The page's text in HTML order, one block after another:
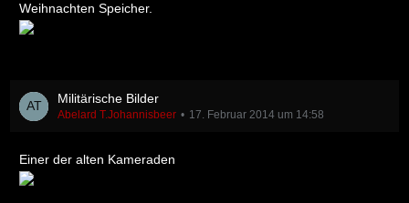
Weihnachten Speicher.
Militärische Bilder
Abelard T.Johannisbeer 17. Februar 2014 um 14:58
Einer der alten Kameraden